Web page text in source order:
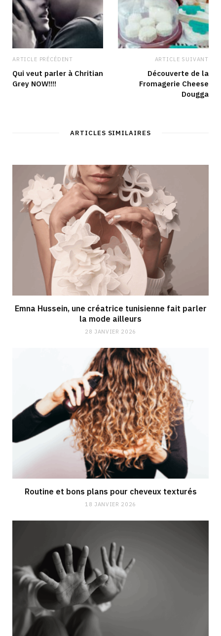
ARTICLE PRÉCÉDENT
Qui veut parler à Chritian
Grey NOW!!!!
ARTICLE SUIVANT
Découverte de la
Fromagerie Cheese
Dougga
ARTICLES SIMILAIRES
Emna Hussein, une créatrice tunisienne fait parler
la mode ailleurs
28 JANVIER 2026
Routine et bons plans pour cheveux texturés
18 JANVIER 2026